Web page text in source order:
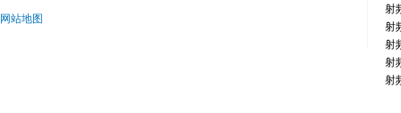
网站地图
射
射
射
射
射